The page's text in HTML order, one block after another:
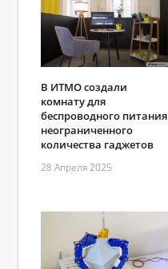
В ИТМО создали
комнату для
беспроводного питания
неограниченного
количества гаджетов
28 Апреля 2025